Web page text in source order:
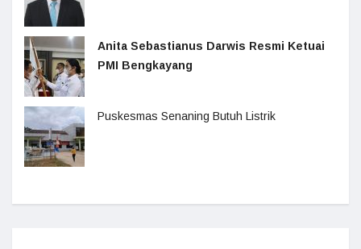
Anita Sebastianus Darwis Resmi Ketuai
PMI Bengkayang
Puskesmas Senaning Butuh Listrik